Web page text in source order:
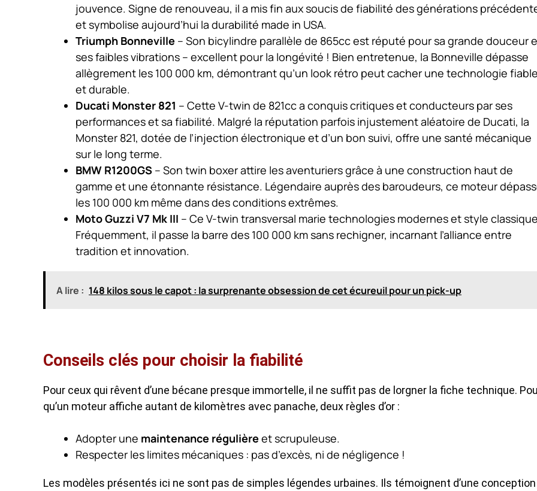
jouvence. Signe de renouveau, il a mis fin aux soucis de fiabilité des générations
et symbolise aujourd’hui la durabilité made in USA.
Triumph Bonneville – Son bicylindre parallèle de 865cc est réputé pour sa grande douceur
ses faibles vibrations – excellent pour la longévité ! Bien entretenue, la Bonneville dépasse
allègrement les 100 000 km, démontrant qu’un look rétro peut cacher une technologie fiable
et durable.
Ducati Monster 821 – Cette V-twin de 821cc a conquis critiques et conducteurs par ses
performances et sa fiabilité. Malgré la réputation parfois injustement aléatoire de Ducati, la
Monster 821, dotée de l’injection électronique et d’un bon suivi, offre une santé mécanique
sur le long terme.
BMW R1200GS – Son twin boxer attire les aventuriers grâce à une construction haut de
gamme et une étonnante résistance. Légendaire auprès des baroudeurs, ce moteur
les 100 000 km même dans des conditions extrêmes.
Moto Guzzi V7 Mk III – Ce V-twin transversal marie technologies modernes et style
Fréquemment, il passe la barre des 100 000 km sans rechigner, incarnant l’alliance entre
tradition et innovation.
A lire : 148 kilos sous le capot : la surprenante obsession de cet écureuil pour un pick-up
Conseils clés pour choisir la fiabilité
Pour ceux qui rêvent d’une bécane presque immortelle, il ne suffit pas de lorgner la fiche technique.
qu’un moteur affiche autant de kilomètres avec panache, deux règles d’or :
Adopter une maintenance régulière et scrupuleuse.
Respecter les limites mécaniques : pas d’excès, ni de négligence !
Les modèles présentés ici ne sont pas de simples légendes urbaines. Ils témoignent d’une conception